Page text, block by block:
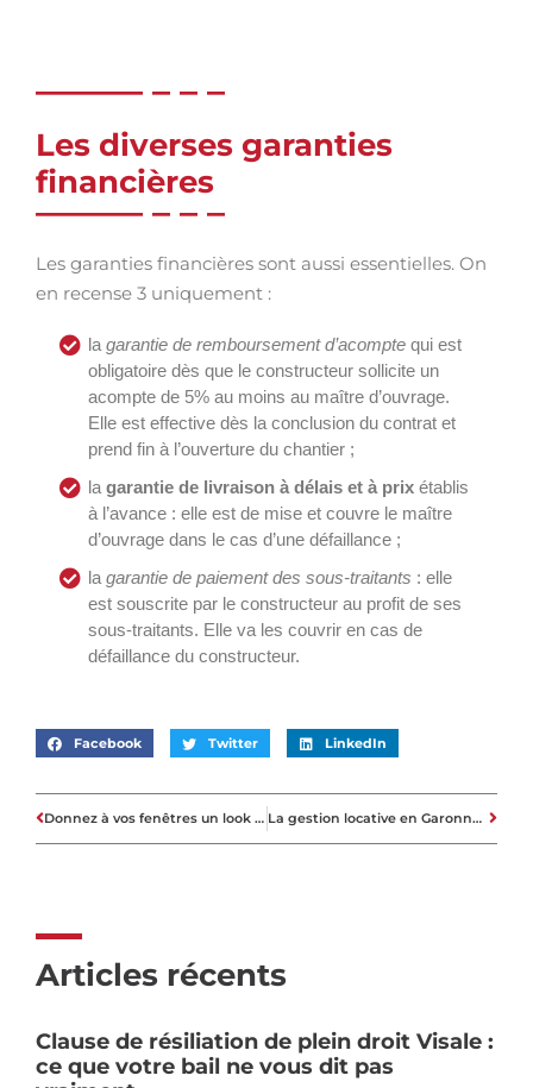
Les diverses garanties
financières
Les garanties financières sont aussi essentielles. On
en recense 3 uniquement :
la garantie de remboursement d’acompte qui est
obligatoire dès que le constructeur sollicite un
acompte de 5% au moins au maître d’ouvrage.
Elle est effective dès la conclusion du contrat et
prend fin à l’ouverture du chantier ;
la garantie de livraison à délais et à prix établis
à l’avance : elle est de mise et couvre le maître
d’ouvrage dans le cas d’une défaillance ;
la garantie de paiement des sous-traitants : elle
est souscrite par le constructeur au profit de ses
sous-traitants. Elle va les couvrir en cas de
défaillance du constructeur.
Facebook Twitter LinkedIn
Donnez à vos fenêtres un look hivernal contemporain avec des volets La gestion locative en Garonne: déléguer la gestion du bien
Articles récents
Clause de résiliation de plein droit Visale :
ce que votre bail ne vous dit pas